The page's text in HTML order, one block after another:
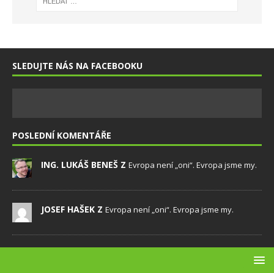
SLEDUJTE NÁS NA FACEBOOKU
POSLEDNÍ KOMENTÁŘE
ING. LUKÁŠ BENEŠ Z Evropa není „oni“. Evropa jsme my.
JOSEF HAŠEK Z Evropa není „oni“. Evropa jsme my.